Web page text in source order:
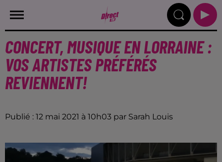
CONCERT, MUSIQUE EN LORRAINE :
VOS ARTISTES PRÉFÉRÉS
REVIENNENT!
Publié : 12 mai 2021 à 10h03 par Sarah Louis